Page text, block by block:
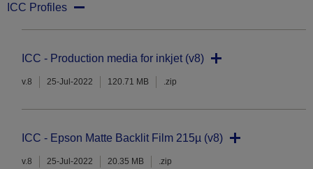
ICC Profiles
ICC - Production media for inkjet (v8)
v.8 25-Jul-2022 120.71 MB .zip
ICC - Epson Matte Backlit Film 215µ (v8)
v.8 25-Jul-2022 20.35 MB .zip